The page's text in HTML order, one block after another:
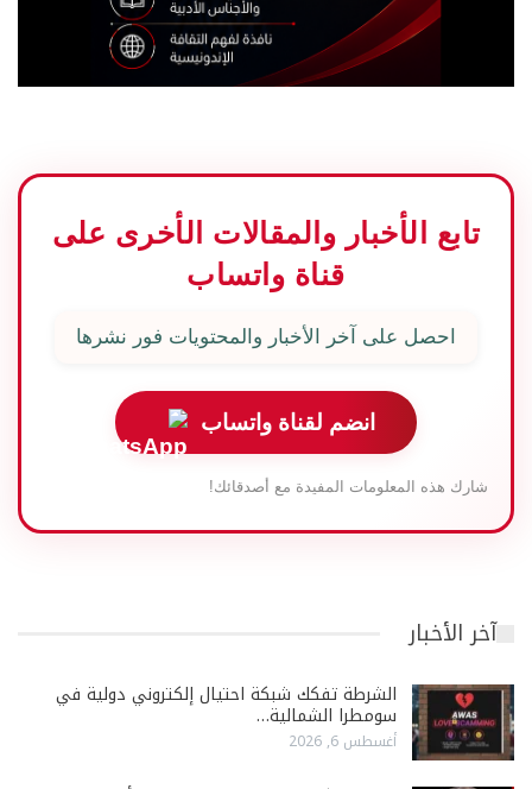
تابع الأخبار والمقالات الأخرى على
قناة واتساب
احصل على آخر الأخبار والمحتويات فور نشرها
انضم لقناة واتساب
شارك هذه المعلومات المفيدة مع أصدقائك!
آخر الأخبار
الشرطة تفكك شبكة احتيال إلكتروني دولية في
سومطرا الشمالية…
أغسطس 6, 2026